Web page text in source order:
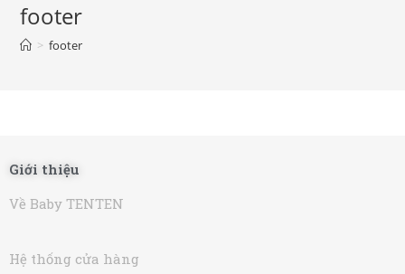
footer
> footer
Giới thiệu
Về Baby TENTEN
Hệ thống cửa hàng